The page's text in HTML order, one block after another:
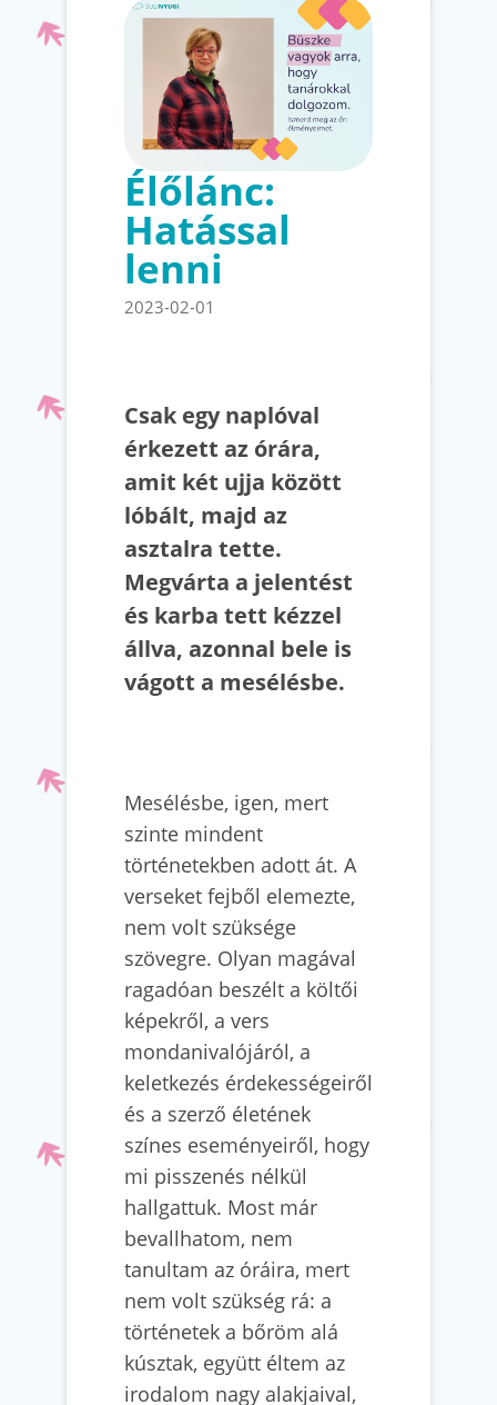
Élőlánc:
Hatással
lenni
2023-02-01
Csak egy naplóval
érkezett az órára,
amit két ujja között
lóbált, majd az
asztalra tette.
Megvárta a jelentést
és karba tett kézzel
állva, azonnal bele is
vágott a mesélésbe.
Mesélésbe, igen, mert
szinte mindent
történetekben adott át. A
verseket fejből elemezte,
nem volt szüksége
szövegre. Olyan magával
ragadóan beszélt a költői
képekről, a vers
mondanivalójáról, a
keletkezés érdekességeiről
és a szerző életének
színes eseményeiről, hogy
mi pisszenés nélkül
hallgattuk. Most már
bevallhatom, nem
tanultam az óráira, mert
nem volt szükség rá: a
történetek a bőröm alá
kúsztak, együtt éltem az
irodalom nagy alakjaival,